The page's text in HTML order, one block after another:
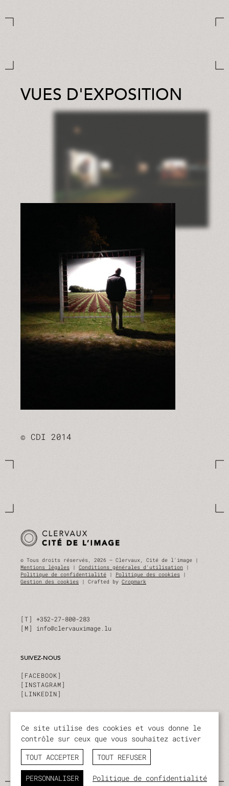
VUES D'EXPOSITION
© CDI 2014
© Tous droits réservés, 2026 — Clervaux, Cité de l'image |
Mentions légales | Conditions générales d'utilisation |
Politique de confidentialité | Politique des cookies |
Gestion des cookies | Crafted by Cropmark
T
+352-27-800-283
M
info@clervauximage.lu
SUIVEZ-NOUS
FACEBOOK
INSTAGRAM
LINKEDIN
INSCRIVEZ-VOUS À NOTRE NEWSLETTER
Restez à tout moment informé sur nos activités et
événements.
JE M'ABONNE
Ce site utilise des cookies et vous donne le
contrôle sur ceux que vous souhaitez activer
TOUT ACCEPTER
TOUT REFUSER
PERSONNALISER Politique de confidentialité